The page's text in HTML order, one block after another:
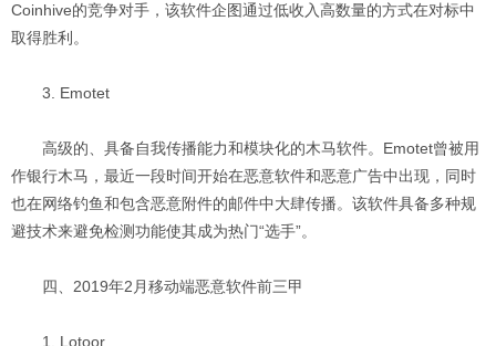
Coinhive的竞争对手，该软件企图通过低收入高数量的方式在对标中
取得胜利。
3. Emotet
高级的、具备自我传播能力和模块化的木马软件。Emotet曾被用
作银行木马，最近一段时间开始在恶意软件和恶意广告中出现，同时
也在网络钓鱼和包含恶意附件的邮件中大肆传播。该软件具备多种规
避技术来避免检测功能使其成为热门“选手”。
四、2019年2月移动端恶意软件前三甲
1. Lotoor